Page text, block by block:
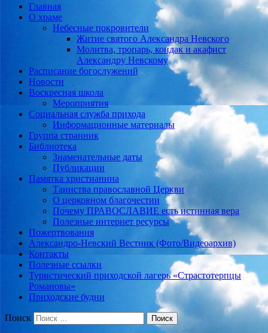
Главная
О храме
Небесные покровители
Житие святого Александра Невского
Молитва, тропарь, кондак и акафист
Александру Невскому
Расписание богослужений
Новости
Воскресная школа
Мероприятия
Социальная служба прихода
Информационные материалы
Группа странник
Библиотека
Знаменательные даты
Публикации
Памятка христианина
Таинства православной Церкви
О церковном благочестии
Почему ПРАВОСЛАВИЕ есть истинная вера
Полезные интернет ресурсы
Пожертвования
Александро-Невский Вестник (Фото/Видеоархив)
Контакты
Полезные ссылки
Туристический приходской лагерь «Страстотерпцы
Романовы»
Приходские будни
Поиск